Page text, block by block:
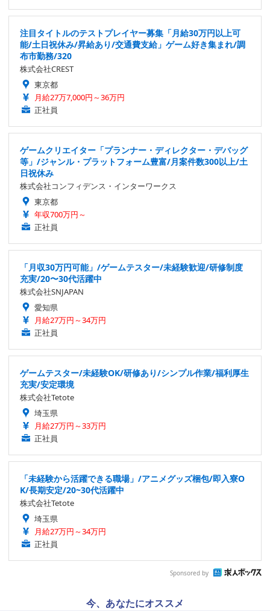
注目タイトルのテストプレイヤー募集「月給30万円以上可
能/土日祝休み/昇給あり/交通費支給」ゲーム好き集まれ/調
布市勤務/320
株式会社CREST
東京都
月給27万7,000円～36万円
正社員
ゲームクリエイター「プランナー・ディレクター・デバッグ
等」/ジャンル・プラットフォーム豊富/月案件数300以上/土
日祝休み
株式会社コンフィデンス・インターワークス
東京都
年収700万円～
正社員
「月収30万円可能」/ゲームテスター/未経験歓迎/研修制度
充実/20〜30代活躍中
株式会社SNJAPAN
愛知県
月給27万円～34万円
正社員
ゲームテスター/未経験OK/研修あり/シンプル作業/福利厚生
充実/安定環境
株式会社Tetote
埼玉県
月給27万円～33万円
正社員
「未経験から活躍できる職場」/アニメグッズ梱包/即入寮O
K/長期安定/20~30代活躍中
株式会社Tetote
埼玉県
月給27万円～34万円
正社員
Sponsored by
今、あなたにオススメ